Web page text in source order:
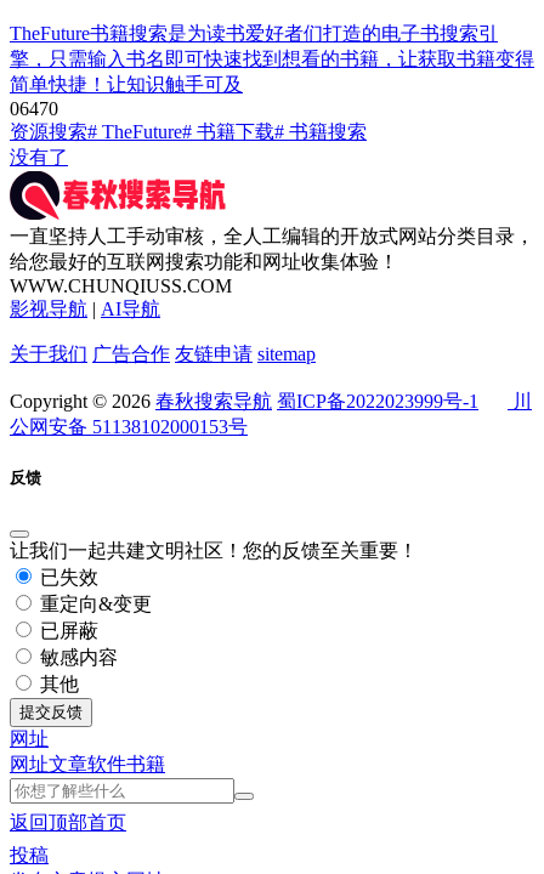
TheFuture书籍搜索是为读书爱好者们打造的电子书搜索引
擎，只需输入书名即可快速找到想看的书籍，让获取书籍变得
简单快捷！让知识触手可及
06470
资源搜索# TheFuture# 书籍下载# 书籍搜索
没有了
一直坚持人工手动审核，全人工编辑的开放式网站分类目录，
给您最好的互联网搜索功能和网址收集体验！
WWW.CHUNQIUSS.COM
影视导航 | AI导航
关于我们 广告合作 友链申请 sitemap
Copyright © 2026 春秋搜索导航 蜀ICP备2022023999号-1
川
公网安备 51138102000153号
反馈
让我们一起共建文明社区！您的反馈至关重要！
已失效
重定向&变更
已屏蔽
敏感内容
其他
提交反馈
网址
网址文章软件书籍
返回顶部首页
投稿